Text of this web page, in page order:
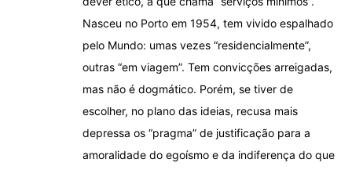
Nasceu no Porto em 1954, tem vivido espalhado
pelo Mundo: umas vezes “residencialmente”,
outras “em viagem”. Tem convicções arreigadas,
mas não é dogmático. Porém, se tiver de
escolher, no plano das ideias, recusa mais
depressa os “pragma” de justificação para a
amoralidade do egoísmo e da indiferença do que